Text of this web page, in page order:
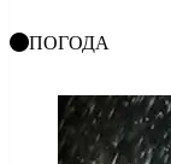
ПОГОДА